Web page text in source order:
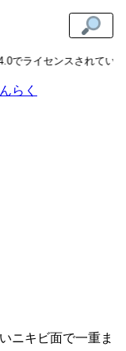
でライセンスされてい
らく
ニキビ面で一重ま